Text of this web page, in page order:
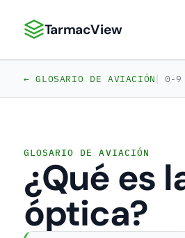
TarmacView: Análisis de
TarmacView
← GLOSARIO DE AVIACIÓN| 0-9
GLOSARIO DE AVIACIÓN
¿Qué es
óptica?